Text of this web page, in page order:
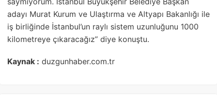
adayı Murat Kurum ve Ulaştırma ve Altyapı Bakanlığı ile
iş birliğinde İstanbul’un raylı sistem uzunluğunu 1000
kilometreye çıkaracağız” diye konuştu.
Kaynak : duzgunhaber.com.tr